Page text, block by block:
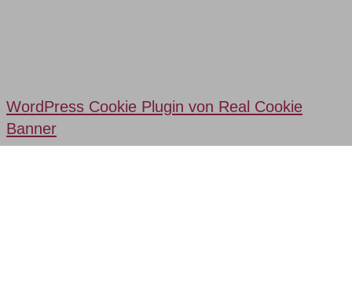
WordPress Cookie Plugin von Real Cookie
Banner